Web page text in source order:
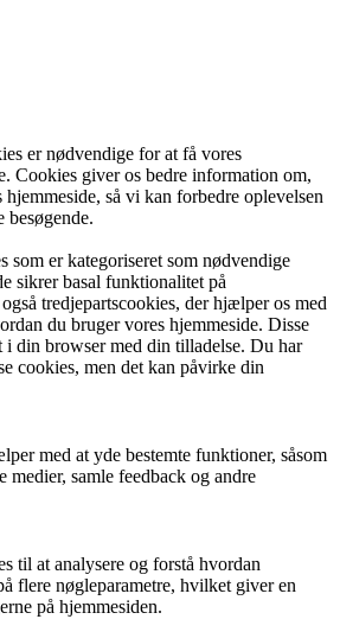
er nødvendige for at få vores
Cookies giver os bedre information om,
så vi kan forbedre oplevelsen
besøgende.
som er kategoriseret som nødvendige
sikrer basal funktionalitet på
tredjepartscookies, der hjælper os med
du bruger vores hjemmeside. Disse
din browser med din tilladelse. Du har
cookies, men det kan påvirke din
med at yde bestemte funktioner, såsom
medier, samle feedback og andre
til at analysere og forstå hvordan
flere nøgleparametre, hvilket giver en
på hjemmesiden.